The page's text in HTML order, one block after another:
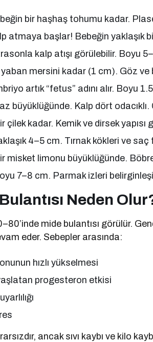
bir haşhaş tohumu kadar.
atmaya başlar! Bebeğin yaklaşık
kalp atışı görülebilir. Boyu
mersini kadar (1 cm). Göz ve
artık “fetus” adını alır. Boyu
büyüklüğünde. Kalp dört odacıklı.
çilek kadar. Kemik ve dirsek yapısı
4–5 cm. Tırnak kökleri ve
misket limonu büyüklüğünde.
7–8 cm. Parmak izleri
Neden
mide bulantısı görülür.
eder. Sebepler arasında:
hızlı yükselmesi
progesteron etkisi
ancak sıvı kaybı ve kilo